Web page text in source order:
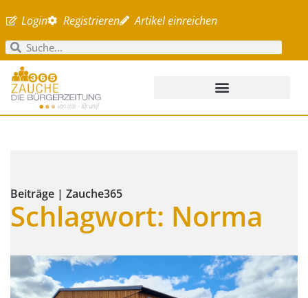
Login Registrieren Artikel einreichen
Beiträge | Zauche365
Schlagwort: Norma